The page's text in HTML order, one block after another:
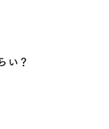
い？